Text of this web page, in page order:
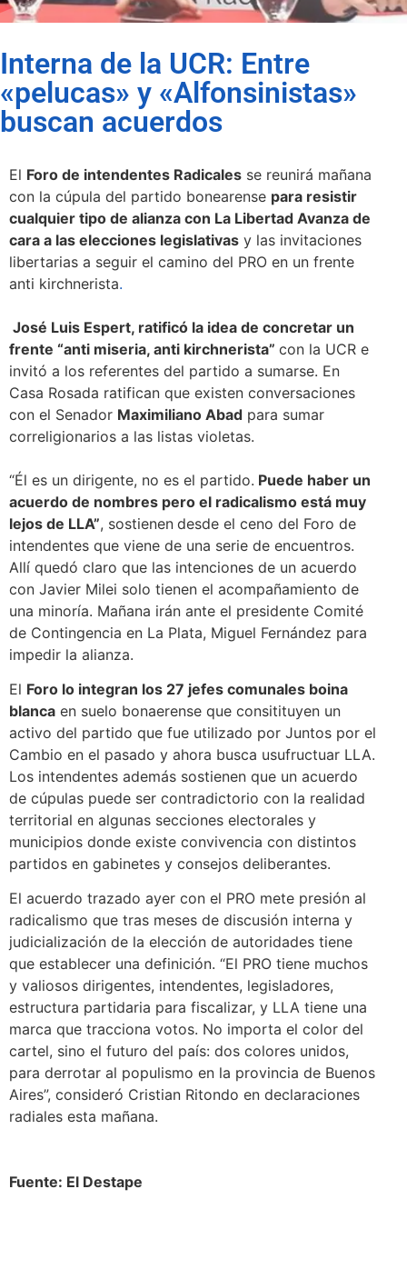
Interna de la UCR: Entre
«pelucas» y «Alfonsinistas»
buscan acuerdos
El Foro de intendentes Radicales se reunirá mañana
con la cúpula del partido bonearense para resistir
cualquier tipo de alianza con La Libertad Avanza de
cara a las elecciones legislativas y las invitaciones
libertarias a seguir el camino del PRO en un frente
anti kirchnerista.
José Luis Espert, ratificó la idea de concretar un
frente “anti miseria, anti kirchnerista” con la UCR e
invitó a los referentes del partido a sumarse. En
Casa Rosada ratifican que existen conversaciones
con el Senador Maximiliano Abad para sumar
correligionarios a las listas violetas.
“Él es un dirigente, no es el partido. Puede haber un
acuerdo de nombres pero el radicalismo está muy
lejos de LLA”, sostienen desde el ceno del Foro de
intendentes que viene de una serie de encuentros.
Allí quedó claro que las intenciones de un acuerdo
con Javier Milei solo tienen el acompañamiento de
una minoría. Mañana irán ante el presidente Comité
de Contingencia en La Plata, Miguel Fernández para
impedir la alianza.
El Foro lo integran los 27 jefes comunales boina
blanca en suelo bonaerense que consitituyen un
activo del partido que fue utilizado por Juntos por el
Cambio en el pasado y ahora busca usufructuar LLA.
Los intendentes además sostienen que un acuerdo
de cúpulas puede ser contradictorio con la realidad
territorial en algunas secciones electorales y
municipios donde existe convivencia con distintos
partidos en gabinetes y consejos deliberantes.
El acuerdo trazado ayer con el PRO mete presión al
radicalismo que tras meses de discusión interna y
judicialización de la elección de autoridades tiene
que establecer una definición. “El PRO tiene muchos
y valiosos dirigentes, intendentes, legisladores,
estructura partidaria para fiscalizar, y LLA tiene una
marca que tracciona votos. No importa el color del
cartel, sino el futuro del país: dos colores unidos,
para derrotar al populismo en la provincia de Buenos
Aires”, consideró Cristian Ritondo en declaraciones
radiales esta mañana.
Fuente: El Destape